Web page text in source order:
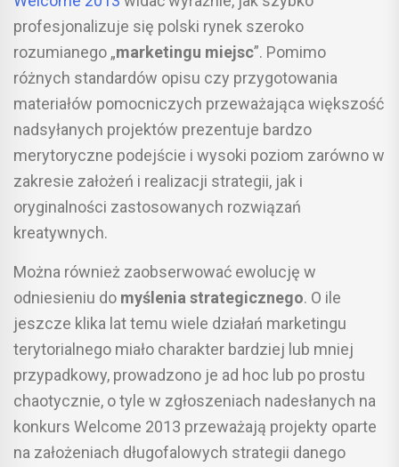
profesjonalizuje się polski rynek szeroko
rozumianego „marketingu miejsc”. Pomimo
różnych standardów opisu czy przygotowania
materiałów pomocniczych przeważająca większość
nadsyłanych projektów prezentuje bardzo
merytoryczne podejście i wysoki poziom zarówno w
zakresie założeń i realizacji strategii, jak i
oryginalności zastosowanych rozwiązań
kreatywnych.
Można również zaobserwować ewolucję w
odniesieniu do myślenia strategicznego. O ile
jeszcze klika lat temu wiele działań marketingu
terytorialnego miało charakter bardziej lub mniej
przypadkowy, prowadzono je ad hoc lub po prostu
chaotycznie, o tyle w zgłoszeniach nadesłanych na
konkurs Welcome 2013 przeważają projekty oparte
na założeniach długofalowych strategii danego